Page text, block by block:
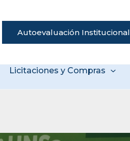
Autoevaluación Institucional
Licitaciones y Compras